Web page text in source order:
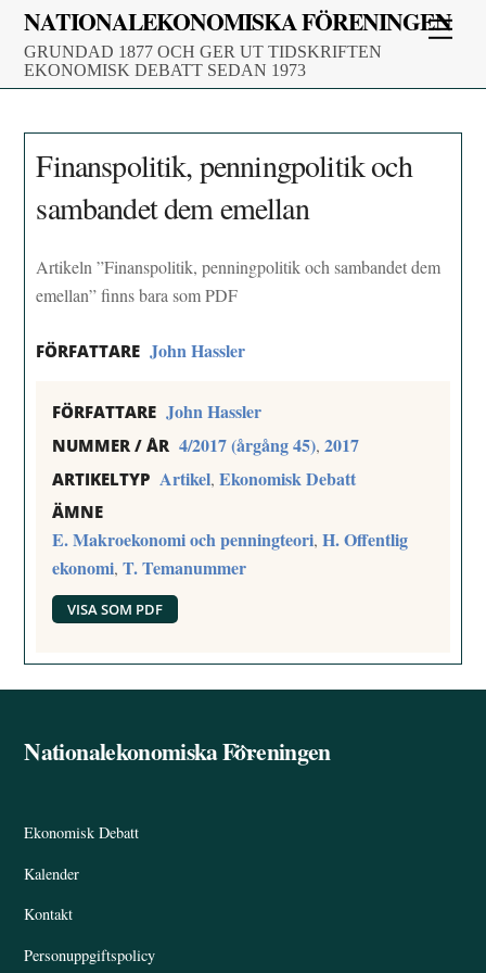
Skip
content
NATIONALEKONOMISKA FÖRENINGEN
GRUNDAD 1877 OCH GER UT TIDSKRIFTEN
EKONOMISK DEBATT SEDAN 1973
Finanspolitik, penningpolitik och
sambandet dem emellan
Artikeln ”Finanspolitik, penningpolitik och sambandet dem
emellan” finns bara som PDF
FÖRFATTARE John Hassler
FÖRFATTARE John Hassler
NUMMER / ÅR 4/2017 (årgång 45),2017
ARTIKELTYP Artikel,Ekonomisk Debatt
ÄMNE
E. Makroekonomi och penningteori,H. Offentlig
ekonomi,T. Temanummer
VISA SOM PDF
Back
Nationalekonomiska Föreningen
Ekonomisk Debatt
Kalender
Kontakt
Personuppgiftspolicy